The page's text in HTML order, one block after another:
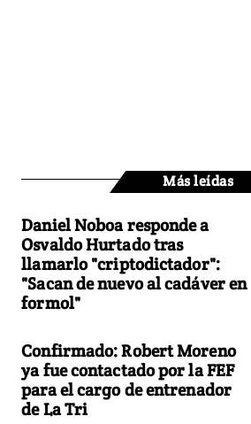
Más leídas
Daniel Noboa responde a
Osvaldo Hurtado tras
llamarlo "criptodictador":
"Sacan de nuevo al cadáver en
formol"
Confirmado: Robert Moreno
ya fue contactado por la FEF
para el cargo de entrenador
de La Tri